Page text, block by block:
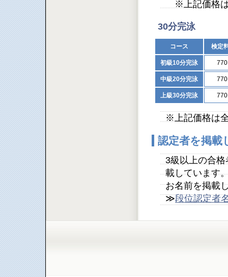
※上記価格は
30分完泳
コース 検定
初級10分完泳
中級20分完泳
上級30分完泳
※上記価格は
認定者を掲載
3級以上の合
載しています
お名前を掲載
≫段位認定者